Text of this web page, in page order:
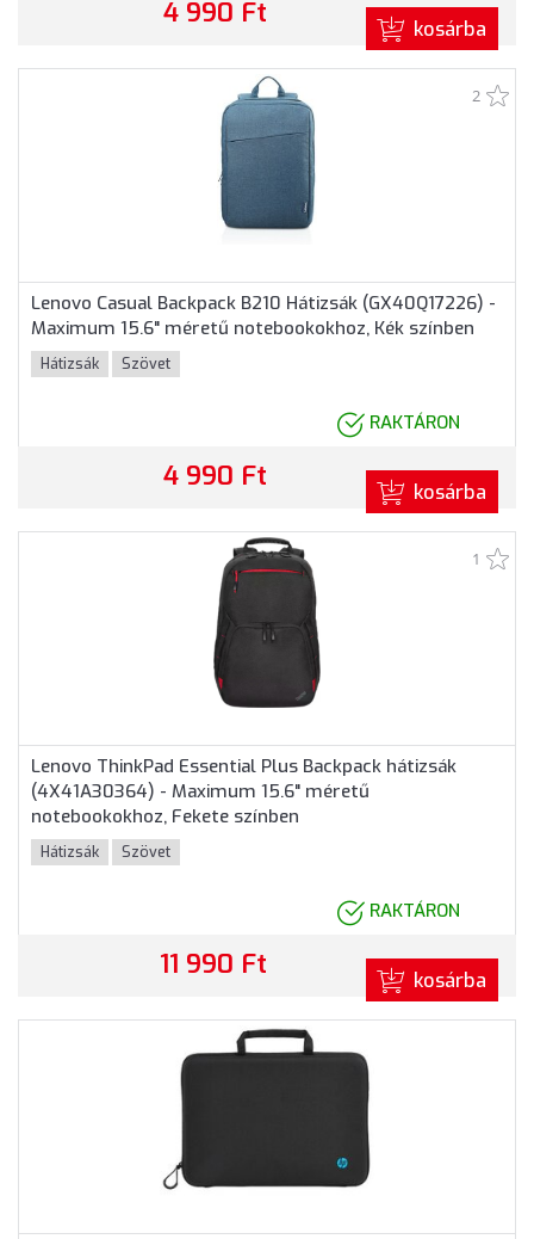
4 990 Ft kosárba
2
Lenovo Casual Backpack B210 Hátizsák (GX40Q17226) -
Maximum 15.6" méretű notebookokhoz, Kék színben
Hátizsák Szövet
RAKTÁRON
4 990 Ft kosárba
1
Lenovo ThinkPad Essential Plus Backpack hátizsák
(4X41A30364) - Maximum 15.6" méretű
notebookokhoz, Fekete színben
Hátizsák Szövet
RAKTÁRON
11 990 Ft kosárba